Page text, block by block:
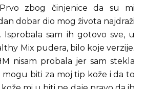
zbog činjenice da su mi
dobar dio mog života najdraži
Isprobala sam ih gotovo sve, u
Mix pudera, bilo koje verzije.
nisam probala jer sam stekla
mogu biti za moj tip kože i da to